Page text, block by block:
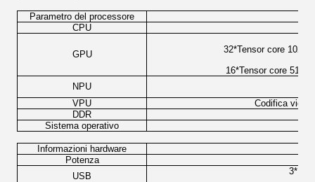
Parametro del processore
CPU
GPU
32*Tensor core 1024
16*Tensor core 512
NPU
VPU
Codifica
DDR
Sistema operativo
Informazioni hardware
Potenza
USB